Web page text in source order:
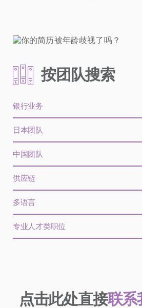
按团队搜索
银行业务
日本团队
中国团队
供应链
多语言
专业人才类职位
点击此处直接联系